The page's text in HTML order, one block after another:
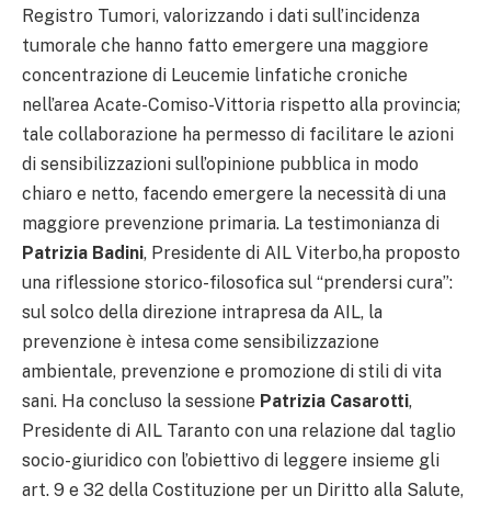
Registro Tumori, valorizzando i dati sull’incidenza
tumorale che hanno fatto emergere una maggiore
concentrazione di Leucemie linfatiche croniche
nell’area Acate-Comiso-Vittoria rispetto alla provincia;
tale collaborazione ha permesso di facilitare le azioni
di sensibilizzazioni sull’opinione pubblica in modo
chiaro e netto, facendo emergere la necessità di una
maggiore prevenzione primaria. La testimonianza di
Patrizia Badini, Presidente di AIL Viterbo,ha proposto
una riflessione storico-filosofica sul “prendersi cura”:
sul solco della direzione intrapresa da AIL, la
prevenzione è intesa come sensibilizzazione
ambientale, prevenzione e promozione di stili di vita
sani. Ha concluso la sessione Patrizia Casarotti,
Presidente di AIL Taranto con una relazione dal taglio
socio-giuridico con l’obiettivo di leggere insieme gli
art. 9 e 32 della Costituzione per un Diritto alla Salute,